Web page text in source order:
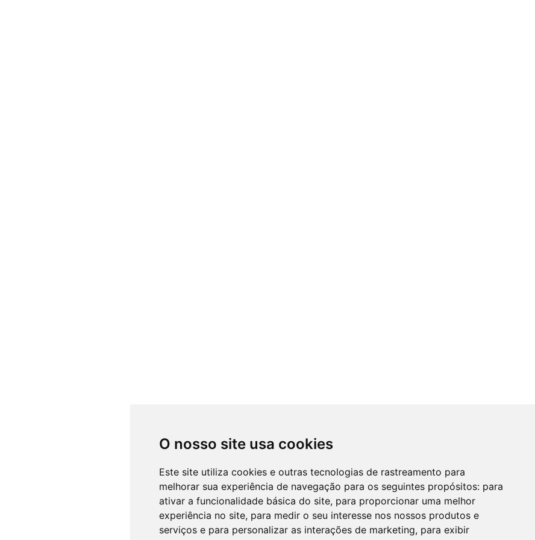
O nosso site usa cookies
Este site utiliza cookies e outras tecnologias de rastreamento para
melhorar sua experiência de navegação para os seguintes propósitos: para
ativar a funcionalidade básica do site, para proporcionar uma melhor
experiência no site, para medir o seu interesse nos nossos produtos e
serviços e para personalizar as interações de marketing, para exibir